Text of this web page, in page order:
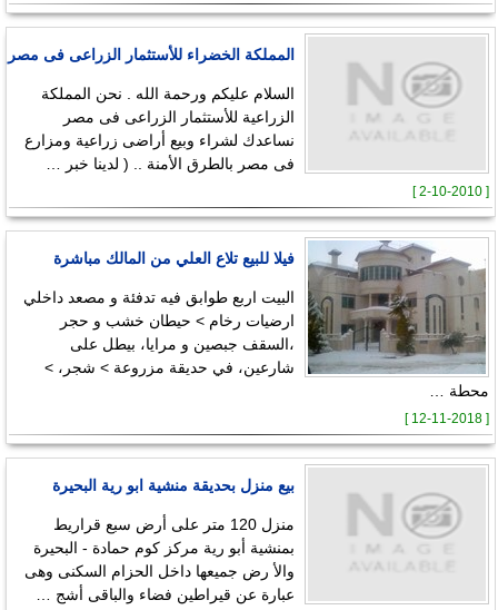
المملكة الخضراء للأستثمار الزراعى فى مصر
السلام عليكم ورحمة الله . نحن المملكة
الزراعية للأستثمار الزراعى فى مصر
نساعدك لشراء وبيع أراضى زراعية ومزارع
فى مصر بالطرق الأمنة .. ( لدينا خبر …
[ 2-10-2010 ]
فيلا للبيع تلاع العلي من المالك مباشرة
البيت اربع طوابق فيه تدفئة و مصعد داخلي
ارضيات رخام > حيطان خشب و حجر
،السقف جبصين و مرايا، بيطل على
شارعين، في حديقة مزروعة > شجر، >
محطة …
[ 12-11-2018 ]
بيع منزل بحديقة منشية ابو رية البحيرة
منزل 120 متر على أرض سبع قراريط
بمنشية أبو رية مركز كوم حمادة - البحيرة
والأ رض جميعها داخل الحزام السكنى وهى
عبارة عن قيراطين فضاء والباقى أشج …